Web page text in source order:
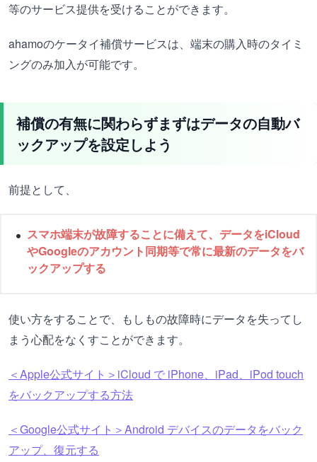
等のサービス提供を受けることができます。
ahamoのケータイ補償サービスは、端末の購入時のタイミ
ングのみ加入が可能です。
補償の有無に関わらずまずはデータの自動バ
ックアップを設定しよう
前提として、
スマホ端末が故障することに備えて、データをiCloud
やGoogleのアカウント同期等で常に最新のデータをバ
ックアップする
使い方をすることで、もしもの故障時にデータを失ってし
まう心配をなくすことができます。
＜Apple公式サイト＞iCloud で iPhone、iPad、iPod touch
をバックアップする方法
＜Google公式サイト＞Android デバイスのデータをバック
アップ、復元する